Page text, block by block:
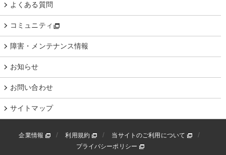
よくある質問
コミュニティ
障害・メンテナンス情報
お知らせ
お問い合わせ
サイトマップ
企業情報 利用規約
当サイトのご利用について
プライバシーポリシー